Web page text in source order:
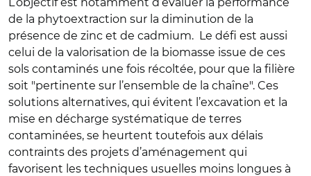
de la phytoextraction sur la diminution de la
présence de zinc et de cadmium. Le défi est aussi
celui de la valorisation de la biomasse issue de ces
sols contaminés une fois récoltée, pour que la filière
soit "pertinente sur l’ensemble de la chaîne". Ces
solutions alternatives, qui évitent l’excavation et la
mise en décharge systématique de terres
contaminées, se heurtent toutefois aux délais
contraints des projets d’aménagement qui
favorisent les techniques usuelles moins longues à